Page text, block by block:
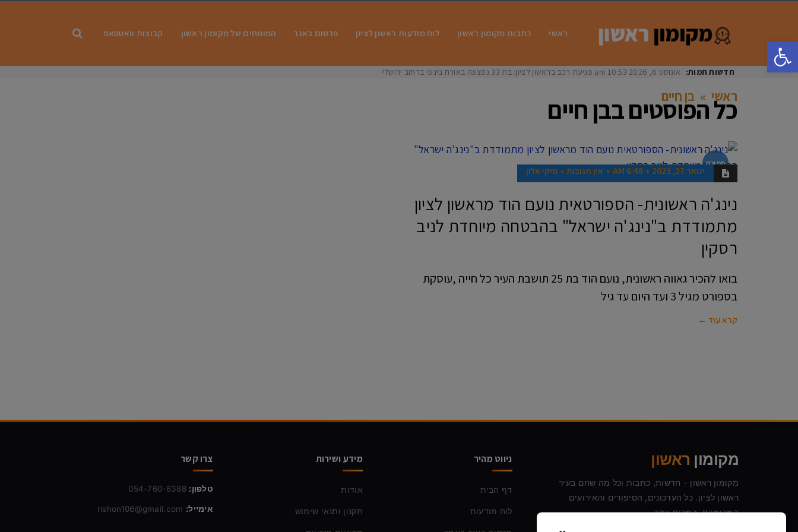
פתח סרגל נגישות
ראשי כתבות מקומון ראשון לוח מודעות ראשון לציון פרסום באנר המומחים של מקומון ראשון קבוצות וואטסאפ
חדשות חמות: אוגוסט 6, 2026 10:53 am פגיעת רכב בראשון לציון: בת 33 נפצעה באורח בינוני ברחוב ירושלים
ראשי » בן חיים
כל הפוסטים בבן חיים
ספורט
ינואר 27, 2023 6:48 AM אין תגובות מיקי אלון
נינג'ה ראשונית- הספורטאית נועם הוד מראשון לציון
מתמודדת ב"נינג'ה ישראל" בהבטחה מיוחדת לניב
רסקין
בואו להכיר גאווה ראשונית, נועם הוד בת 25 תושבת העיר כל חייה ,עוסקת
בספורט מגיל 3 ועד היום עד גיל
קרא עוד ←
מקומון ראשון
מקומון ראשון - חדשות, כתבות וכל מה שחם בעיר
ראשון לציון. כל העדכונים, הסיפורים והאירועים
המקומיים, במקום אחד.
ניווט מהיר
דף הבית
לוח מודעות
מידע ושירות
אודות
תקנון ותנאי שימוש
צרו קשר
טלפון: 054-760-6388
אימייל: rishon106@gmail.com